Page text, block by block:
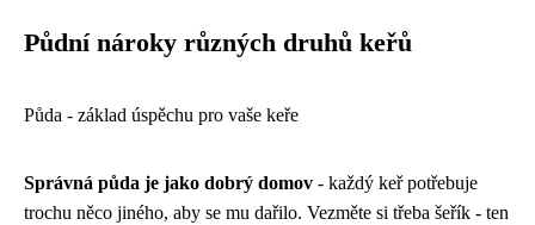
Půdní nároky různých druhů keřů
Půda - základ úspěchu pro vaše keře
Správná půda je jako dobrý domov - každý keř potřebuje
trochu něco jiného, aby se mu dařilo. Vezměte si třeba šeřík - ten